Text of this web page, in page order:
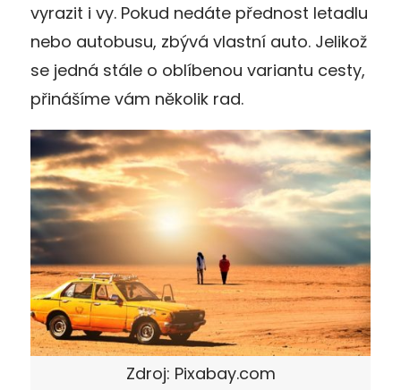
vyrazit i vy. Pokud nedáte přednost letadlu
nebo autobusu, zbývá vlastní auto. Jelikož
se jedná stále o oblíbenou variantu cesty,
přinášíme vám několik rad.
Zdroj: Pixabay.com